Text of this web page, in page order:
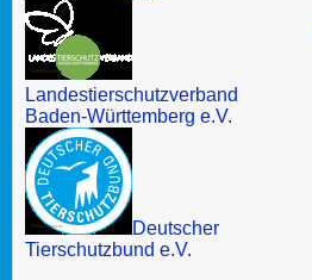
Landestierschutzverband
Baden-Württemberg e.V.
Deutscher
Tierschutzbund e.V.